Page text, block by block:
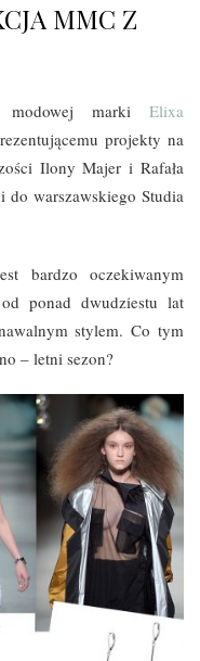
MMC Z
modowej marki Elixa
projekty na
Ilony Majer i Rafała
do warszawskiego Studia
bardzo oczekiwanym
ponad dwudziestu lat
stylem. Co tym
– letni sezon?